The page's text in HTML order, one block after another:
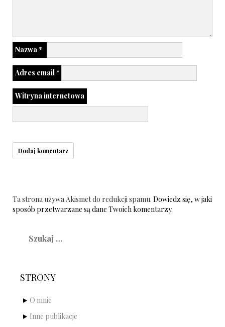
Nazwa*
Adres email*
Witryna internetowa
Ta strona używa Akismet do redukcji spamu. Dowiedz się, w jaki
sposób przetwarzane są dane Twoich komentarzy.
STRONY
O mnie
Inne publikacje